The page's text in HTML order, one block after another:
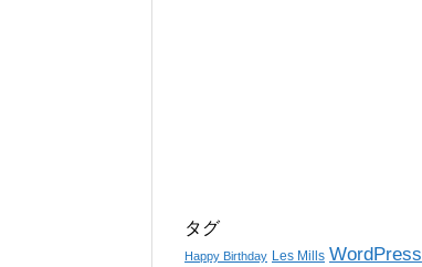
タグ
Happy Birthday Les Mills WordPress